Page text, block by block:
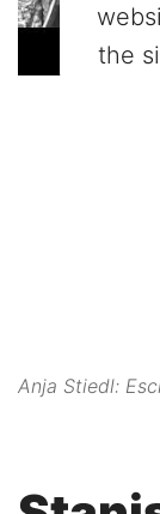
the
Anja Stiedl: